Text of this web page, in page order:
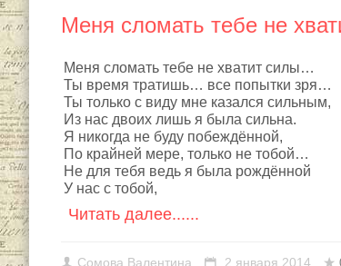
Меня сломать тебе не
Меня сломать тебе не хватит силы…
Ты время тратишь… все попытки зря…
Ты только с виду мне казался сильным,
Из нас двоих лишь я была сильна.
Я никогда не буду побеждённой,
По крайней мере, только не тобой…
Не для тебя ведь я была рождённой
У нас с тобой,
Читать далее......
Сомовa Валентина 2 января 2014